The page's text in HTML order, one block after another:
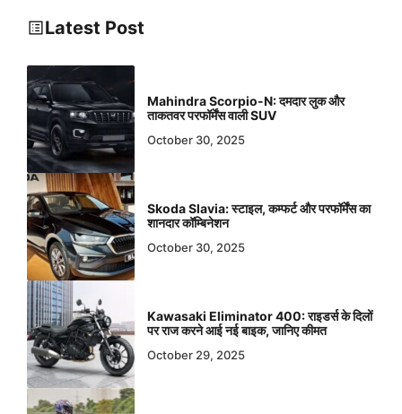
Latest Post
Mahindra Scorpio-N: दमदार लुक और
ताकतवर परफॉर्मेंस वाली SUV
October 30, 2025
Skoda Slavia: स्टाइल, कम्फर्ट और परफॉर्मेंस का
शानदार कॉम्बिनेशन
October 30, 2025
Kawasaki Eliminator 400: राइडर्स के दिलों
पर राज करने आई नई बाइक, जानिए कीमत
October 29, 2025